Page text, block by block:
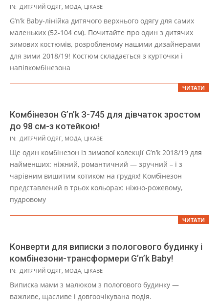
2021-
11-
01
IN: ДИТЯЧИЙ ОДЯГ МОДА ЦІКАВЕ
G’n’k Baby-лінійка дитячого верхнього одягу для самих
маленьких (52-104 см). Почитайте про один з дитячих
зимових костюмів, розробленому нашими дизайнерами
для зими 2018/19! Костюм складається з курточки і
напівкомбінезона
ЧИТАТИ
Комбінезон G’n’k З-745 для дівчаток зростом
до 98 см-з котейкою!
2021-
11-
01
IN: ДИТЯЧИЙ ОДЯГ, МОДА, ЦІКАВЕ
Ще один комбінезон із зимової колекції G’n’k 2018/19 для
найменших: ніжний, романтичний — зручний – і з
чарівним вишитим котиком на грудях! Комбінезон
представлений в трьох кольорах: ніжно-рожевому,
пудровому
ЧИТАТИ
Конверти для виписки з пологового будинку і
комбінезони-трансформери G’n’k Baby!
2021-
11-
01
IN: ДИТЯЧИЙ ОДЯГ, МОДА, ЦІКАВЕ
Виписка мами з малюком з пологового будинку —
важливе, щасливе і довгоочікувана подія.